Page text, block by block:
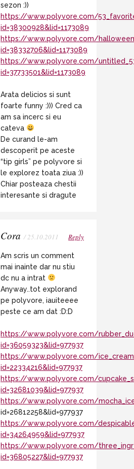
sezon :))
https://www.polyvore.com/
id=38300928&lid=1173089
https://www.polyvore.com/
id=38332706&lid=1173089
https://www.polyvore.com/
id=37733501&lid=1173089
Arata delicios si sunt
foarte funny :))) Cred ca
am sa incerc si eu
cateva
De curand le-am
descoperit pe aceste
“tip girls” pe polyvore si
le explorez toata ziua :))
Chiar posteaza chestii
interesante si dragute
Cora / 25.10.2011 Reply
Am scris un comment
mai inainte dar nu stiu
dc nu a intrat
Anyway..tot explorand
pe polyvore, iauiteeee
peste ce am dat :D:D
https://www.polyvore.com/
id=36059323&lid=977937
https://www.polyvore.com/
id=22334216&lid=977937
https://www.polyvore.com/
id=32681039&lid=977937
https://www.polyvore.com/
id=26812258&lid=977937
https://www.polyvore.com/
id=34264959&lid=977937
https://www.polyvore.com/
id=36805227&lid=977937